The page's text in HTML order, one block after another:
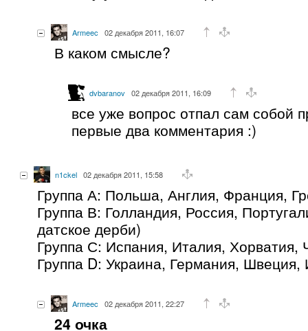
Armeec 02 декабря 2011, 16:07
В каком смысле?
dvbaranov 02 декабря 2011, 16:09
все уже вопрос отпал сам собой
первые два комментария :)
n1ckel 02 декабря 2011, 15:58
Группа А: Польша, Англия, Франция,
Группа В: Голландия, Россия,
датское дерби)
Группа С: Испания, Италия, Хорватия,
Группа D: Украина, Германия, Швеция,
Armeec 02 декабря 2011, 22:27
24 очка